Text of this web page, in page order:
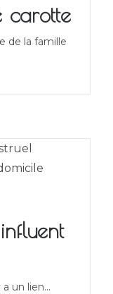
carotte
de la famille
un lien...